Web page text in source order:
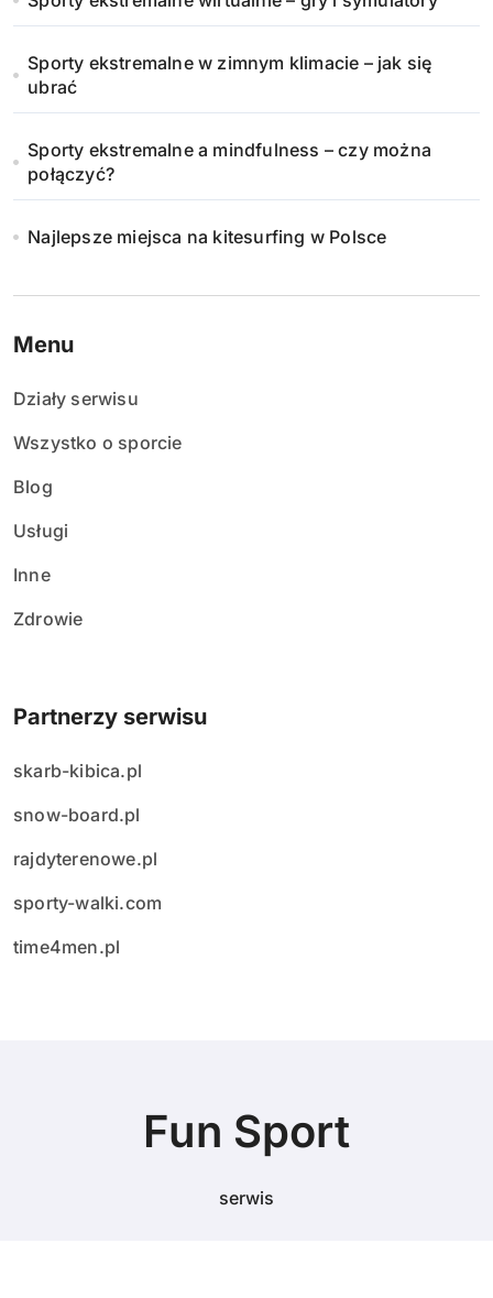
Sporty ekstremalne w zimnym klimacie – jak się
ubrać
Sporty ekstremalne a mindfulness – czy można
połączyć?
Najlepsze miejsca na kitesurfing w Polsce
Menu
Działy serwisu
Wszystko o sporcie
Blog
Usługi
Inne
Zdrowie
Partnerzy serwisu
skarb-kibica.pl
snow-board.pl
rajdyterenowe.pl
sporty-walki.com
time4men.pl
Fun Sport
serwis